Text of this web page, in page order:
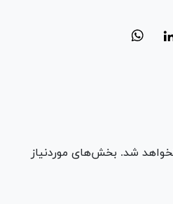
شد. بخش‌های موردنیاز